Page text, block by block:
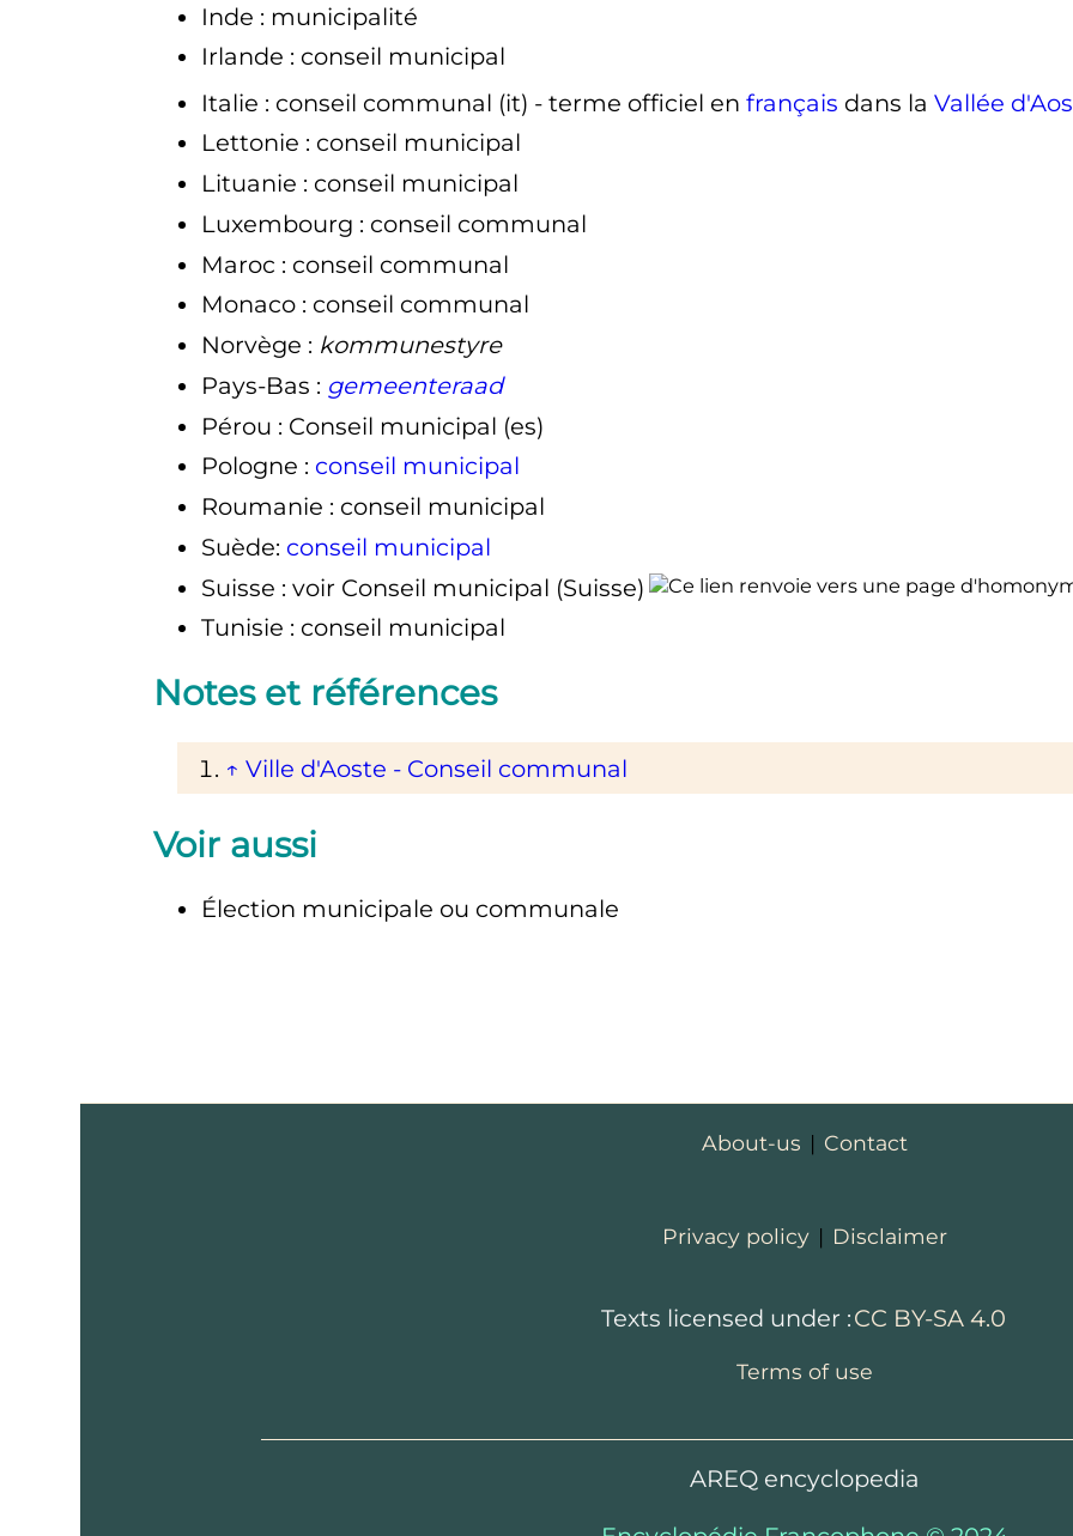
Inde : municipalité
Irlande : conseil municipal
Italie : conseil communal (it) - terme officiel en français dans la Vallée
Lettonie : conseil municipal
Lituanie : conseil municipal
Luxembourg : conseil communal
Maroc : conseil communal
Monaco : conseil communal
Norvège : kommunestyre
Pays-Bas : gemeenteraad
Pérou : Conseil municipal (es)
Pologne : conseil municipal
Roumanie : conseil municipal
Suède: conseil municipal
Suisse : voir Conseil municipal (Suisse)
Tunisie : conseil municipal
Notes et références
↑ Ville d'Aoste - Conseil communal
Voir aussi
Élection municipale ou communale
About-us | Contact
Privacy policy | Disclaimer
Texts licensed under :CC BY-SA 4.0
Terms of use
AREQ encyclopedia